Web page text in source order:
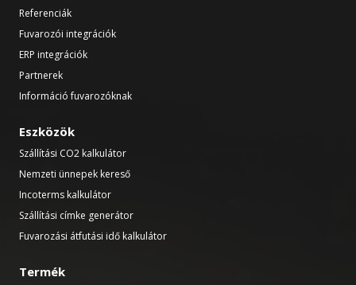
Referenciák
Fuvarozói integrációk
ERP integrációk
Partnerek
Információ fuvarozóknak
Eszközök
Szállítási CO2 kalkulátor
Nemzeti ünnepek kereső
Incoterms kalkulátor
Szállítási címke generátor
Fuvarozási átfutási idő kalkulátor
Termék